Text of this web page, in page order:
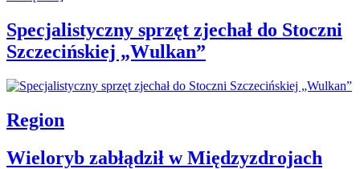
Specjalistyczny sprzęt zjechał do Stoczni
Szczecińskiej „Wulkan”
Region
Wieloryb zabłądził w Międzyzdrojach